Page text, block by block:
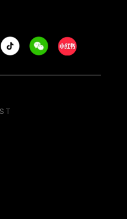
Tiktok WeechatXiaohongshu/